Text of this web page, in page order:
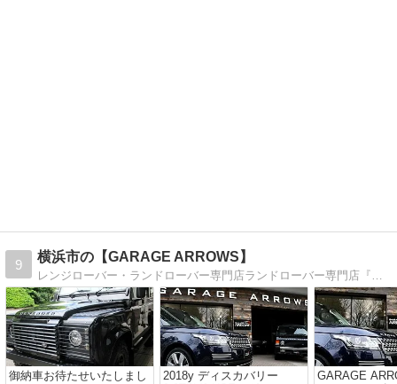
9
横浜市の【GARAGE ARROWS】
御納車お待たせいたしまし
2018y ディスカバリー
GARAGE